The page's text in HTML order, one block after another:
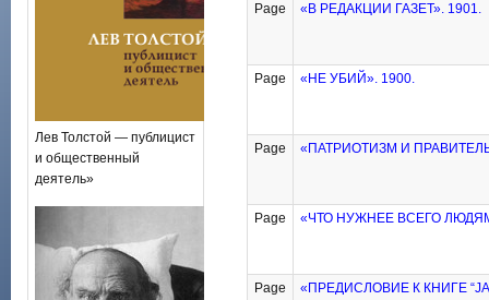
Лев Толстой — публицист
и общественный
деятель»
Page
«В РЕДАКЦИИ ГАЗЕТ». 1901.
Page «НЕ УБИЙ». 1900.
Page «ПАТРИОТИЗМ И
Page «ЧТО НУЖНЕЕ ВСЕГО
Page
«ПРЕДИСЛОВИЕ К КНИГЕ